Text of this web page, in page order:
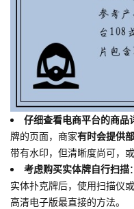
仔细查看电商平台的商品
牌的页面，商家有时会提供
带有水印，但清晰度尚可，
考虑购买实体牌自行扫描
实体扑克牌后，使用扫描仪
高清电子版最直接的方法。